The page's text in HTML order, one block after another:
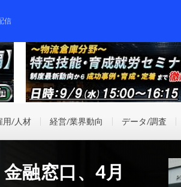
信
用/人材 経営/業界動向 データ/調査
融窓口、4月